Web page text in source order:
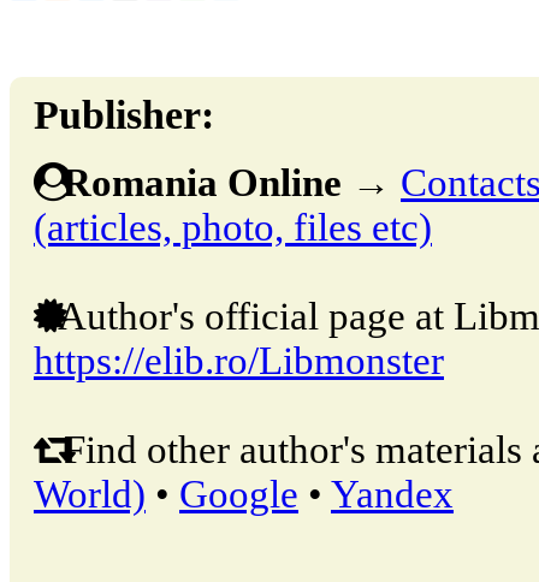
Publisher:
Romania Online →
(articles, photo, files etc)
Author's official page at
https://elib.ro/Libmonster
Find other author's materials
World) • Google • Yandex